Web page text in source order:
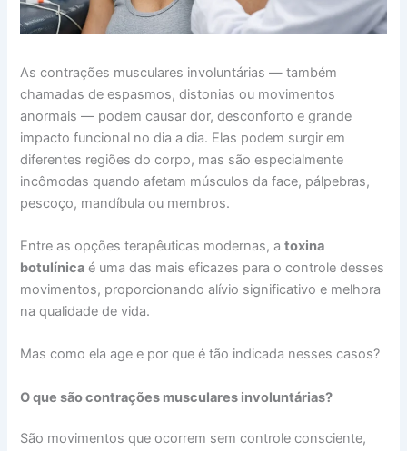
As contrações musculares involuntárias — também
chamadas de espasmos, distonias ou movimentos
anormais — podem causar dor, desconforto e grande
impacto funcional no dia a dia. Elas podem surgir em
diferentes regiões do corpo, mas são especialmente
incômodas quando afetam músculos da face, pálpebras,
pescoço, mandíbula ou membros.
Entre as opções terapêuticas modernas, atoxina
botulínica é uma das mais eficazes para o controle desses
movimentos, proporcionando alívio significativo e melhora
na qualidade de vida.
Mas como ela age e por que é tão indicada nesses casos?
O que são contrações musculares involuntárias?
São movimentos que ocorrem sem controle consciente,